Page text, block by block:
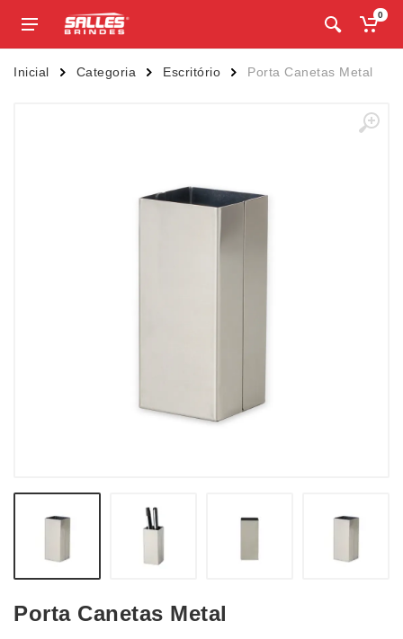
0
Inicial Categoria Escritório Porta Canetas Metal
Porta Canetas Metal